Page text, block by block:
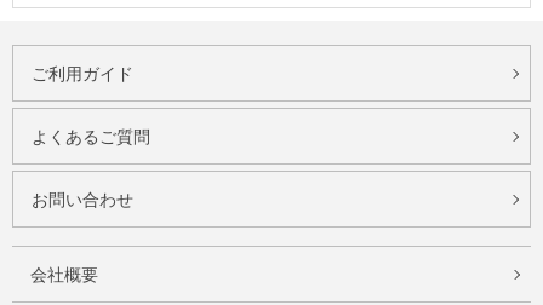
ご利用ガイド
よくあるご質問
お問い合わせ
会社概要